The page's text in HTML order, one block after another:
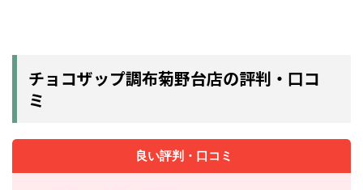
チョコザップ調布菊野台店の評判・口コ
ミ
良い評判・口コミ